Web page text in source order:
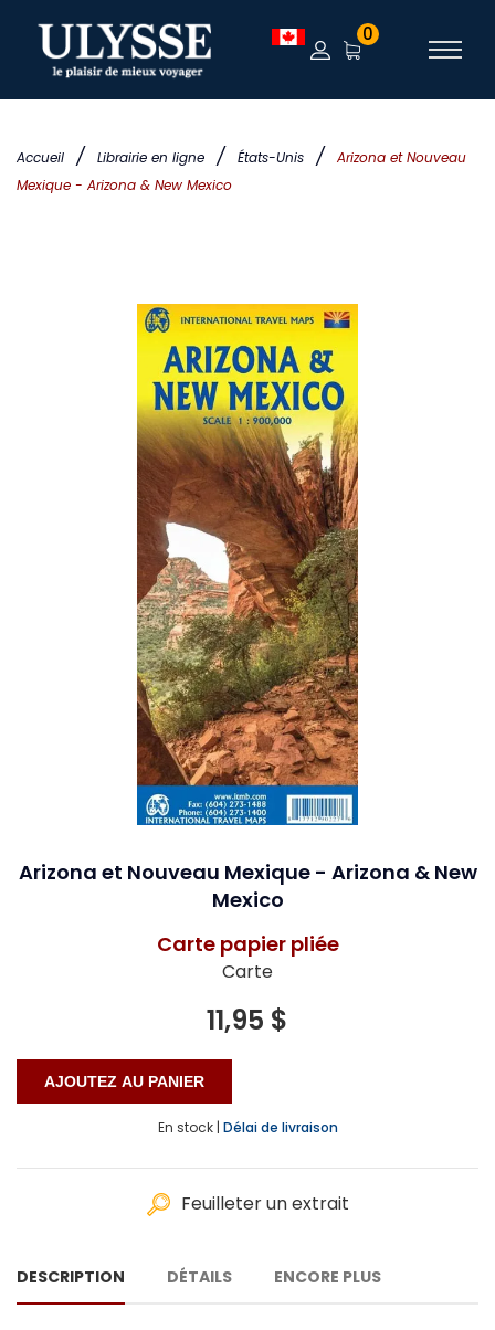
Accueil / Librairie en ligne / États-Unis /
Arizona et Nouveau
Mexique - Arizona & New Mexico
0
Arizona et Nouveau Mexique - Arizona & New
Mexico
Carte papier pliée
Carte
11,95 $
En stock | Délai de livraison
Feuilleter un extrait
DESCRIPTION DÉTAILS ENCORE PLUS